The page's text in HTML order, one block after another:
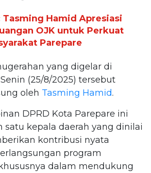
Tasming Hamid Apresiasi
OJK untuk Perkuat
Parepare
yang digelar di
(25/8/2025) tersebut
oleh Tasming Hamid.
DPRD Kota Parepare ini
satu kepala daerah yang dinilai
kontribusi nyata
program
dalam mendukung